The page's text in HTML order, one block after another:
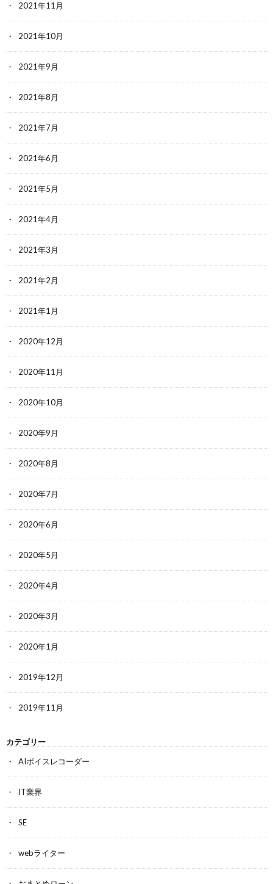
2021年11月
2021年10月
2021年9月
2021年8月
2021年7月
2021年6月
2021年5月
2021年4月
2021年3月
2021年2月
2021年1月
2020年12月
2020年11月
2020年10月
2020年9月
2020年8月
2020年7月
2020年6月
2020年5月
2020年4月
2020年3月
2020年1月
2019年12月
2019年11月
カテゴリー
AIボイスレコーダー
IT業界
SE
webライター